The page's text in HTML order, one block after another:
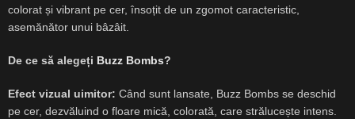
colorat și vibrant pe cer, însoțit de un zgomot caracteristic,
asemănător unui bâzâit.
De ce să alegeți Buzz Bombs?
Efect vizual uimitor: Când sunt lansate, Buzz Bombs se deschid
pe cer, dezvăluind o floare mică, colorată, care strălucește intens.